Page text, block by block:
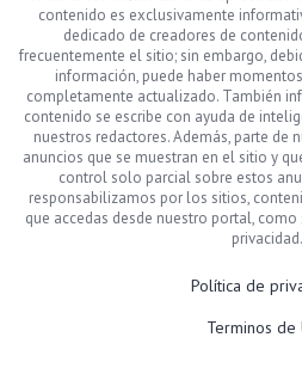
contenido es exclusivamente
dedicado de creadores de
frecuentemente el sitio; sin embargo,
información, puede haber
completamente actualizado. También
contenido se escribe con ayuda de
nuestros redactores. Además, parte de
anuncios que se muestran en el sitio y
control solo parcial sobre estos
responsabilizamos por los sitios,
que accedas desde nuestro portal,
privacidad.
Política de
Terminos de